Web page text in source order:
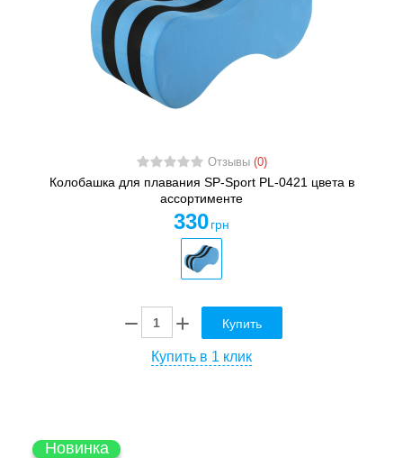
Отзывы (0)
Колобашка для плавания SP-Sport PL-0421 цвета в
ассортименте
330 грн
Купить
Купить в 1 клик
Новинка